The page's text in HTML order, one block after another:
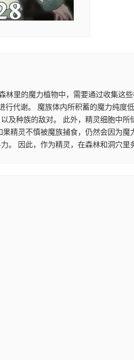
林里的魔力植物中，需要通过收集这
代谢。 魔族体内所积蓄的魔力纯度
及种族的敌对。 此外，精灵细胞中
精灵不慎被魔族捕食，仍然会因为
。 因此，作为精灵，在森林和洞穴里